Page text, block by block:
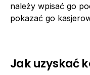
należy wpisać go
pokazać go
Jak uzyskać